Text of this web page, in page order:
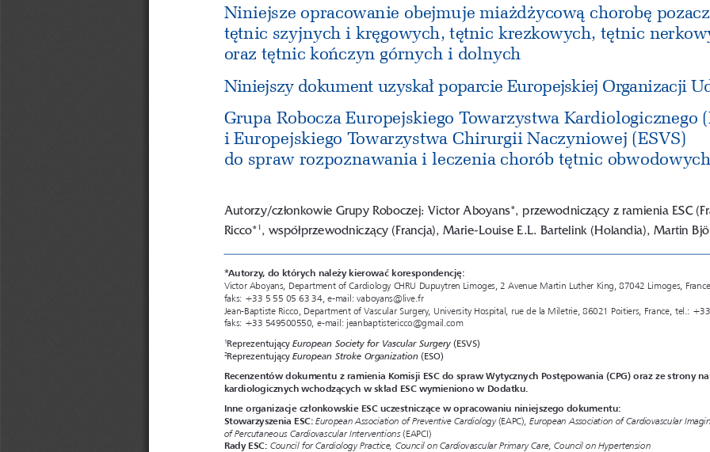
Niniejsze opracowanie obejmuje miażdżycową chorobę
tętnic szyjnych i kręgowych, tętnic krezkowych, tętnic
oraz tętnic kończyn górnych i dolnych
Niniejszy dokument uzyskał poparcie Europejskiej Organizacji
Grupa Robocza Europejskiego Towarzystwa Kardiologicznego
i Europejskiego Towarzystwa Chirurgii Naczyniowej (ESVS)
do spraw rozpoznawania i leczenia chorób tętnic obwodowych
Autorzy/członkowie Grupy Roboczej: Victor Aboyans*, przewodniczący z ramienia ESC
Ricco*1 , współprzewodniczący (Francja), Marie-Louise E.L. Bartelink (Holandia), Martin
*Autorzy, do których należy kierować korespondencję:
Victor Aboyans, Department of Cardiology CHRU Dupuytren Limoges, 2 Avenue Martin Luther King, 87042 Limoges,
faks: +33 5 55 05 63 34, e-mail: vaboyans@live.fr
Jean-Baptiste Ricco, Department of Vascular Surgery, University Hospital, rue de la Miletrie, 86021 Poitiers, France, tel.:
faks: +33 549500550, e-mail: jeanbaptistericco@gmail.com
1Reprezentujący European Society for Vascular Surgery (ESVS)
2Reprezentujący European Stroke Organization (ESO)
Recenzentów dokumentu z ramienia Komisji ESC do spraw Wytycznych Postępowania (CPG) oraz ze strony
kardiologicznych wchodzących w skład ESC wymieniono w Dodatku.
Inne organizacje członkowskie ESC uczestniczące w opracowaniu niniejszego dokumentu:
Stowarzyszenia ESC: European Association of Preventive Cardiology (EAPC), European Association of Cardiovascular
of Percutaneous Cardiovascular Interventions (EAPCI)
Rady ESC: Council for Cardiology Practice, Council on Cardiovascular Primary Care, Council on Hypertension